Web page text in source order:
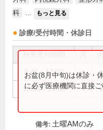
科
もっと見る
診療/受付時間・休診日
8:40～12:30 ● ●
13:50～17:30 ● ●
お盆(8月中旬)は休診・
に必ず医療機関に直接ご
備考: 土曜AMのみ